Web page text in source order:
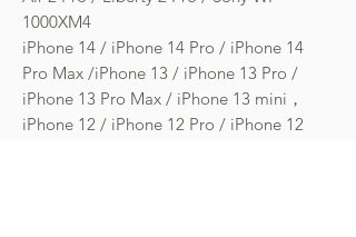
1000XM4
iPhone 14 / iPhone 14 Pro / iPhone 14
Pro Max /iPhone 13 / iPhone 13 Pro /
iPhone 13 Pro Max / iPhone 13 mini，
iPhone 12 / iPhone 12 Pro / iPhone 12